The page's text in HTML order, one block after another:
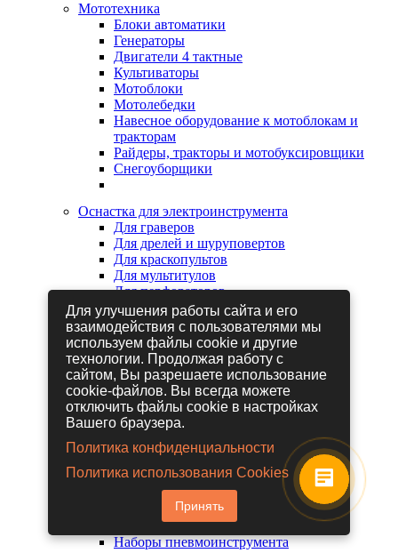
Мототехника
Блоки автоматики
Генераторы
Двигатели 4 тактные
Культиваторы
Мотоблоки
Мотолебедки
Навесное оборудование к мотоблокам и
тракторам
Райдеры, тракторы и мотобуксировщики
Снегоуборщики
Оснастка для электроинструмента
Для граверов
Для дрелей и шуруповертов
Для краскопультов
Для мультитулов
Для перфораторов
Для сабельных пил
Для строительных фенов
Для фрезеров
Для шлифовальных машин
Для электрических лобзиков
Для электрических ножниц
Для электрических пил
Для электрических рубанков
Гайковерты пневматические
Дрели пневматические
Другие пневмоинструменты
Заклепочники пневматические
Наборы пневмоинструмента
Для улучшения работы сайта и его
взаимодействия с пользователями мы
используем файлы cookie и другие
технологии. Продолжая работу с
сайтом, Вы разрешаете использование
cookie-файлов. Вы всегда можете
отключить файлы cookie в настройках
Вашего браузера.
Политика конфиденциальности
Политика использования Cookies
Принять